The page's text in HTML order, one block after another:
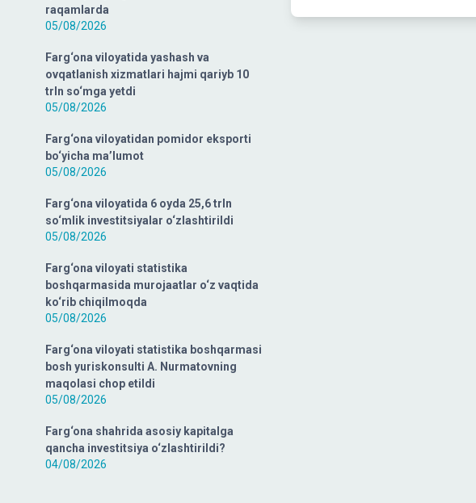
raqamlarda
05/08/2026
Farg‘ona viloyatida yashash va
ovqatlanish xizmatlari hajmi qariyb 10
trln so‘mga yetdi
05/08/2026
Farg‘ona viloyatidan pomidor eksporti
bo‘yicha ma’lumot
05/08/2026
Farg‘ona viloyatida 6 oyda 25,6 trln
so‘mlik investitsiyalar o‘zlashtirildi
05/08/2026
Farg‘ona viloyati statistika
boshqarmasida murojaatlar o‘z vaqtida
ko‘rib chiqilmoqda
05/08/2026
Farg‘ona viloyati statistika boshqarmasi
bosh yuriskonsulti A. Nurmatovning
maqolasi chop etildi
05/08/2026
Farg‘ona shahrida asosiy kapitalga
qancha investitsiya o‘zlashtirildi?
04/08/2026